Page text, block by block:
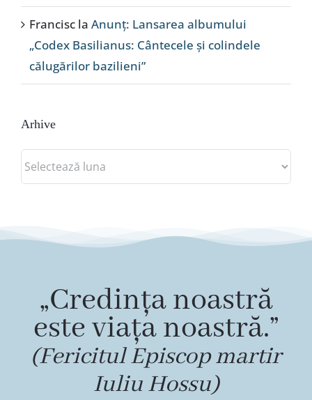
Francisc la Anunț: Lansarea albumului
„Codex Basilianus: Cântecele și colindele
călugărilor bazilieni”
Arhive
Arhive
„Credința noastră
este viața noastră.”
(Fericitul Episcop martir
Iuliu Hossu)